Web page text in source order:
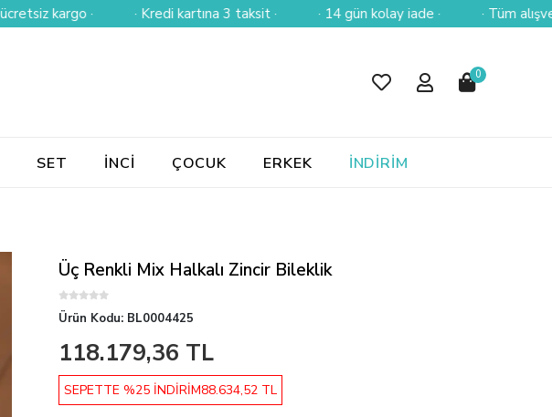
· · Kredi kartına 3 taksit · · 14 gün kolay iade · · Tüm
0
SET İNCİ ÇOCUK ERKEK İNDİRİM
Üç Renkli Mix Halkalı Zincir Bileklik
Ürün Kodu: BL0004425
118.179,36 TL
SEPETTE %25 İNDİRİM88.634,52 TL